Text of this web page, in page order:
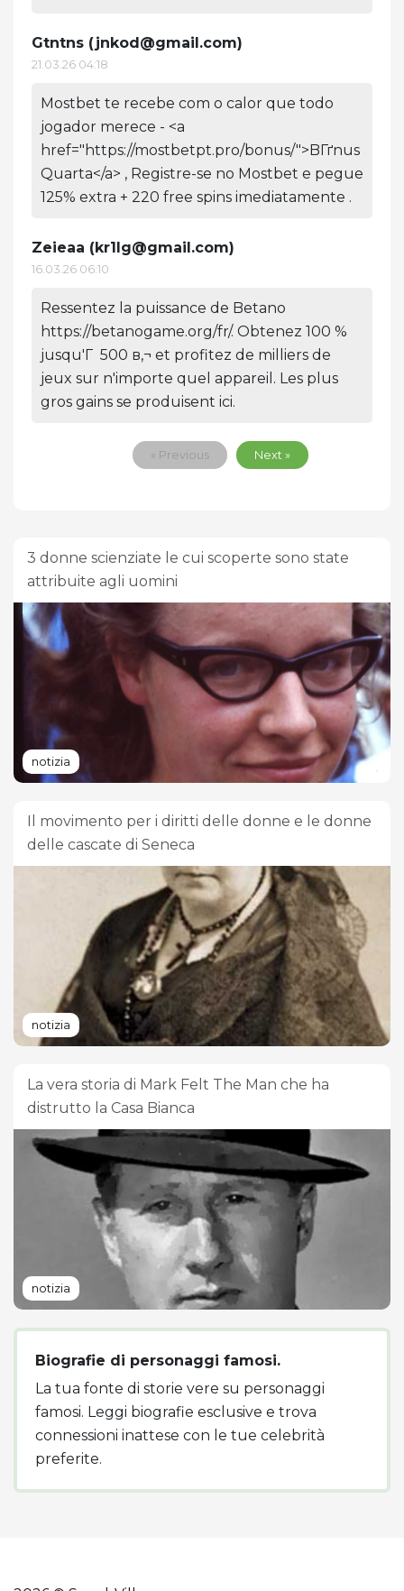
Gtntns (jnkod@gmail.com)
21.03.26 04:18
Mostbet te recebe com o calor que todo
jogador merece - <a
href="https://mostbetpt.pro/bonus/">BГґnus
Quarta</a> , Registre-se no Mostbet e pegue
125% extra + 220 free spins imediatamente .
Zeieaa (kr1lg@gmail.com)
16.03.26 06:10
Ressentez la puissance de Betano
https://betanogame.org/fr/. Obtenez 100 %
jusqu'Г 500 в‚¬ et profitez de milliers de
jeux sur n'importe quel appareil. Les plus
gros gains se produisent ici.
« Previous Next »
3 donne scienziate le cui scoperte sono state
attribuite agli uomini
notizia
Il movimento per i diritti delle donne e le donne
delle cascate di Seneca
notizia
La vera storia di Mark Felt The Man che ha
distrutto la Casa Bianca
notizia
Biografie di personaggi famosi.
La tua fonte di storie vere su personaggi
famosi. Leggi biografie esclusive e trova
connessioni inattese con le tue celebrità
preferite.